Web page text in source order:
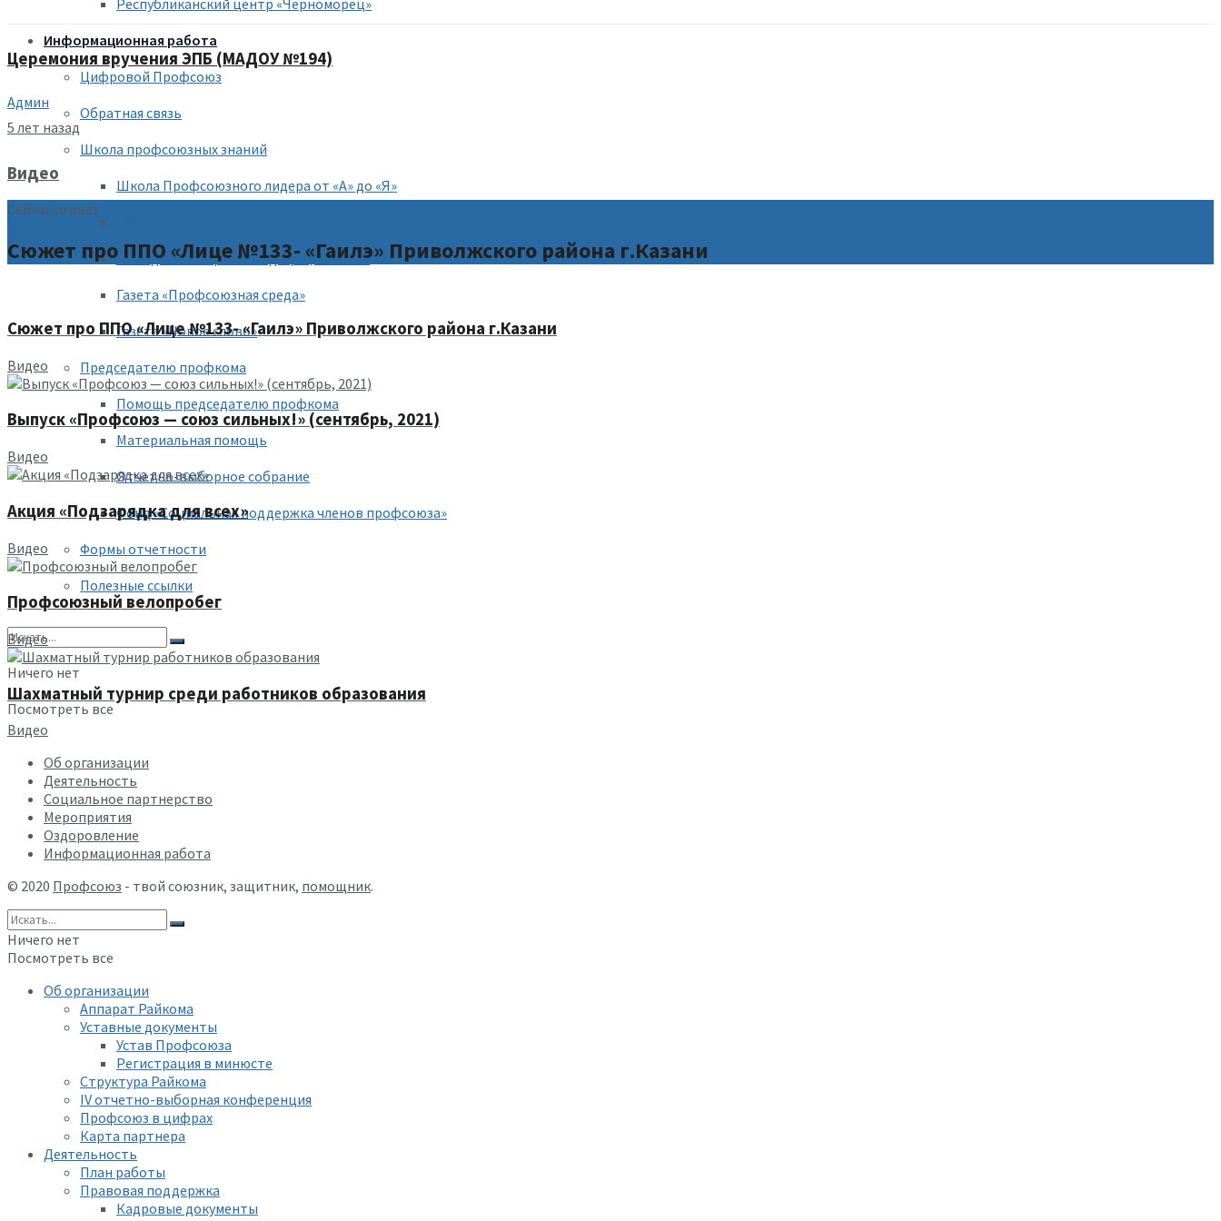
Республиканский центр «Черноморец»
Информационная работа
Цифровой Профсоюз
Обратная связь
Школа профсоюзных знаний
Школа Профсоюзного лидера от «А» до «Я»
Методические рекомендации, пособия
Газета «Профсоюзная среда»
Газета «Новое слово»
Председателю профкома
Помощь председателю профкома
Материальная помощь
Отчетно-выборное собрание
Фонд «Социальная поддержка членов профсоюза»
Формы отчетности
Полезные ссылки
Ничего нет
Посмотреть все
Церемония вручения ЭПБ (МАДОУ №194)
Админ
5 лет назад
Видео
Сейчас играет
Сюжет про ППО «Лице №133- «Гаилэ» Приволжского района г.Казани
Сюжет про ППО «Лице №133- «Гаилэ» Приволжского района г.Казани
Видео
Выпуск «Профсоюз — союз сильных!» (сентябрь, 2021)
Видео
Акция «Подзарядка для всех»
Видео
Профсоюзный велопробег
Видео
Шахматный турнир среди работников образования
Видео
Об организации
Деятельность
Социальное партнерство
Мероприятия
Оздоровление
Информационная работа
© 2020 Профсоюз - твой союзник, защитник, помощник.
Ничего нет
Посмотреть все
Об организации
Аппарат Райкома
Уставные документы
Устав Профсоюза
Регистрация в минюсте
Структура Райкома
IV отчетно-выборная конференция
Профсоюз в цифрах
Карта партнера
Деятельность
План работы
Правовая поддержка
Кадровые документы